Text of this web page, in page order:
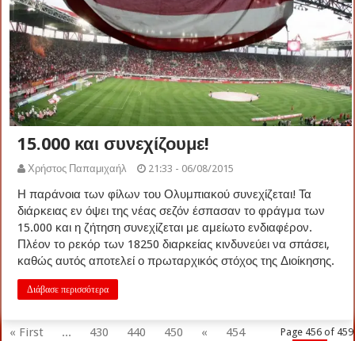
15.000 και συνεχίζουμε!
Χρήστος Παπαμιχαήλ 21:33 - 06/08/2015
Η παράνοια των φίλων του Ολυμπιακού συνεχίζεται! Τα
διάρκειας εν όψει της νέας σεζόν έσπασαν το φράγμα των
15.000 και η ζήτηση συνεχίζεται με αμείωτο ενδιαφέρον.
Πλέον το ρεκόρ των 18250 διαρκείας κινδυνεύει να σπάσει,
καθώς αυτός αποτελεί ο πρωταρχικός στόχος της Διοίκησης.
Διάβασε περισσότερα
Page 456 of 459
« First ... 430 440 450 «
454